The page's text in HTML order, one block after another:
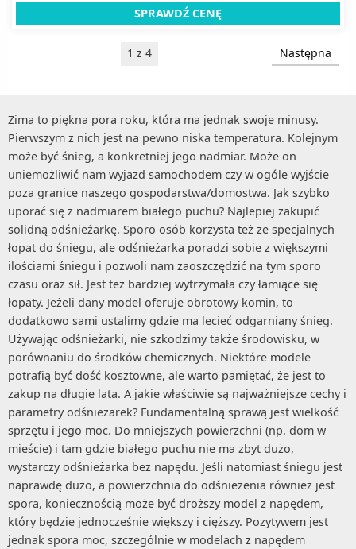
SPRAWDŹ CENĘ
1 z 4 Następna
Zima to piękna pora roku, która ma jednak swoje minusy.
Pierwszym z nich jest na pewno niska temperatura. Kolejnym
może być śnieg, a konkretniej jego nadmiar. Może on
uniemożliwić nam wyjazd samochodem czy w ogóle wyjście
poza granice naszego gospodarstwa/domostwa. Jak szybko
uporać się z nadmiarem białego puchu? Najlepiej zakupić
solidną odśnieżarkę. Sporo osób korzysta też ze specjalnych
łopat do śniegu, ale odśnieżarka poradzi sobie z większymi
ilościami śniegu i pozwoli nam zaoszczędzić na tym sporo
czasu oraz sił. Jest też bardziej wytrzymała czy łamiące się
łopaty. Jeżeli dany model oferuje obrotowy komin, to
dodatkowo sami ustalimy gdzie ma lecieć odgarniany śnieg.
Używając odśnieżarki, nie szkodzimy także środowisku, w
porównaniu do środków chemicznych. Niektóre modele
potrafią być dość kosztowne, ale warto pamiętać, że jest to
zakup na długie lata. A jakie właściwie są najważniejsze cechy i
parametry odśnieżarek? Fundamentalną sprawą jest wielkość
sprzętu i jego moc. Do mniejszych powierzchni (np. dom w
mieście) i tam gdzie białego puchu nie ma zbyt dużo,
wystarczy odśnieżarka bez napędu. Jeśli natomiast śniegu jest
naprawdę dużo, a powierzchnia do odśnieżenia również jest
spora, koniecznością może być droższy model z napędem,
który będzie jednocześnie większy i cięższy. Pozytywem jest
jednak spora moc, szczególnie w modelach z napędem